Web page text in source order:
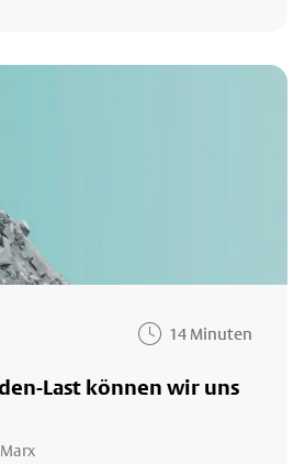
14 Minuten
Last können wir uns